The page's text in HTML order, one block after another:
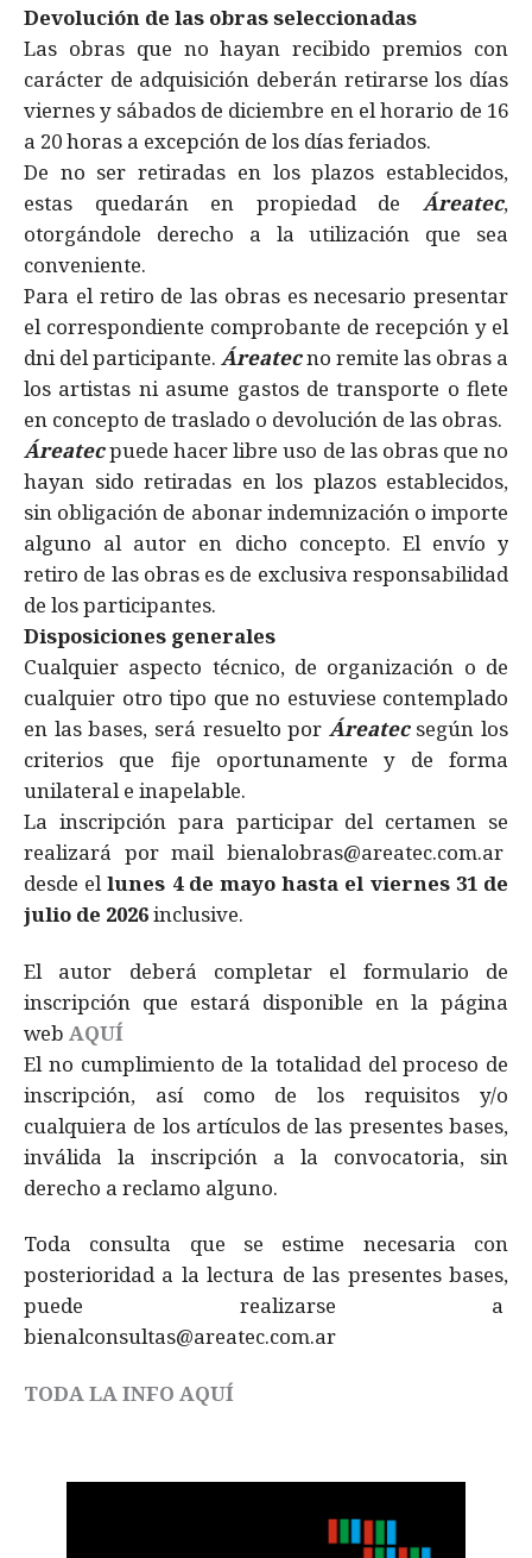
Devolución de las obras seleccionadas
Las obras que no hayan recibido premios con
carácter de adquisición deberán retirarse los días
viernes y sábados de diciembre en el horario de 16
a 20 horas a excepción de los días feriados.
De no ser retiradas en los plazos establecidos,
estas quedarán en propiedad de Áreatec,
otorgándole derecho a la utilización que sea
conveniente.
Para el retiro de las obras es necesario presentar
el correspondiente comprobante de recepción y el
dni del participante. Áreatecno remite las obras a
los artistas ni asume gastos de transporte o flete
en concepto de traslado o devolución de las obras.
Áreatecpuede hacer libre uso de las obras que no
hayan sido retiradas en los plazos establecidos,
sin obligación de abonar indemnización o importe
alguno al autor en dicho concepto. El envío y
retiro de las obras es de exclusiva responsabilidad
de los participantes.
Disposiciones generales
Cualquier aspecto técnico, de organización o de
cualquier otro tipo que no estuviese contemplado
en las bases, será resuelto por Áreatecsegún los
criterios que fije oportunamente y de forma
unilateral e inapelable.
La inscripción para participar del certamen se
realizará por mail bienalobras@areatec.com.ar
desde ellunes 4 de mayo hasta el viernes 31 de
julio de 2026inclusive.
​El autor deberá completar el formulario de
inscripción que estará disponible en la página
web AQUÍ
El no cumplimiento de la totalidad del proceso de
inscripción, así como de los requisitos y/o
cualquiera de los artículos de las presentes bases,
inválida la inscripción a la convocatoria, sin
derecho a reclamo alguno.
Toda consulta que se estime necesaria con
posterioridad a la lectura de las presentes bases,
puede realizarse a
bienalconsultas@areatec.com.ar
TODA LA INFO AQUÍ